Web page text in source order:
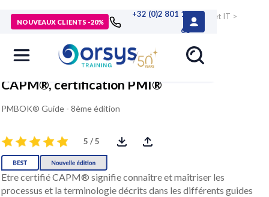
NOUVEAUX CLIENTS -20%
+32 (0)2 801 13
68
> Formations>Technologies numériques>Gestion de projet IT >
Référentiels et certifications de projet
Formation CAPM®,
certification PMI®
CAPM®, certification PMI®
PMBOK® Guide - 8ème édition
5 / 5
Etre certifié CAPM® signifie connaître et maîtriser les
processus et la terminologie décrits dans les différents guides